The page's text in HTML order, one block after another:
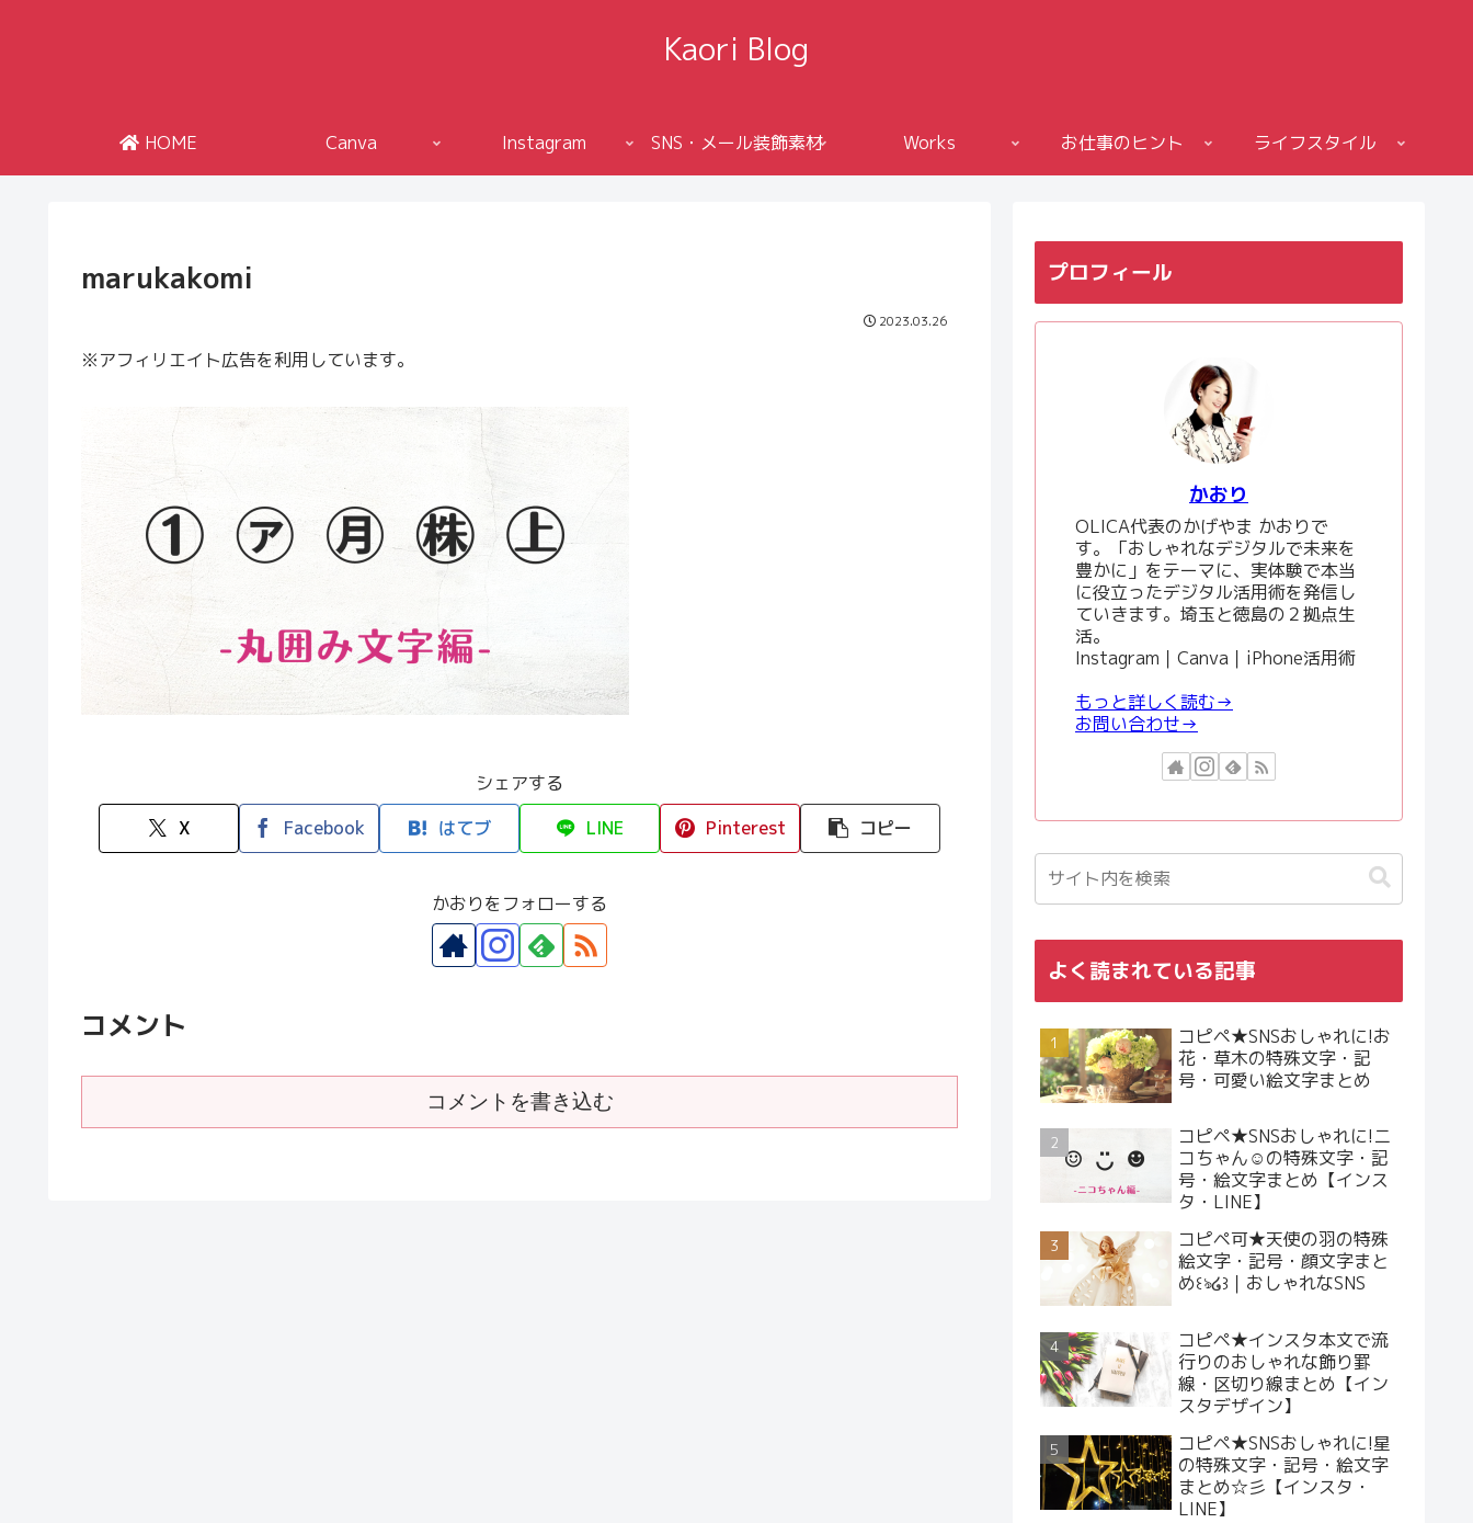
Kaori Blog
HOME Canva Instagram SNS・メール装飾素材 Works お仕事のヒント ライフスタイル
marukakomi
2023.03.26
※アフィリエイト広告を利用しています。
シェアする
X
Facebook はてブ LINE Pinterest コピー
かおりをフォローする
コメント
コメントを書き込む
プロフィール
かおり
OLICA代表のかげやま かおりで
す。「おしゃれなデジタルで未来を
豊かに」をテーマに、実体験で本当
に役立ったデジタル活用術を発信し
ていきます。埼玉と徳島の２拠点生
活。
Instagram｜Canva｜iPhone活用術
もっと詳しく読む→
お問い合わせ→
よく読まれている記事
コピペ★SNSおしゃれに!お
花・草木の特殊文字・記
号・可愛い絵文字まとめ
コピペ★SNSおしゃれに!ニ
コちゃん☺︎の特殊文字・記
号・絵文字まとめ【インス
タ・LINE】
コピペ可★天使の羽の特殊
絵文字・記号・顔文字まと
め꒰ঌ໒꒱｜おしゃれなSNS
コピペ★インスタ本文で流
行りのおしゃれな飾り罫
線・区切り線まとめ【イン
スタデザイン】
コピペ★SNSおしゃれに!星
の特殊文字・記号・絵文字
まとめ☆彡【インスタ・
LINE】